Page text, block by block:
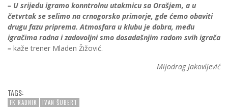
– U srijedu igramo konntrolnu utakmicu sa Orašjem, a u
četvrtak se selimo na crnogorsko primorje, gde ćemo obaviti
drugu fazu priprema. Atmosfara u klubu je dobra, među
igračima radna i zadovoljni smo dosadašnjim radom svih igrača
– kaže trener Mladen Žižović.
Mijodrag Jakovljević
TAGS:
FK RADNIK IVAN ŠUBERT